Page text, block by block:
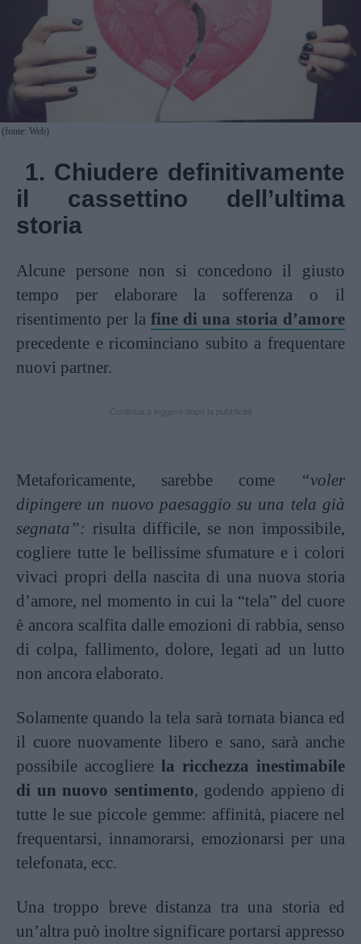
(fonte: Web)
1. Chiudere definitivamente
il cassettino dell’ultima
storia
Alcune persone non si concedono il giusto
tempo per elaborare la sofferenza o il
risentimento per la fine di una storia d’amore
precedente e ricominciano subito a frequentare
nuovi partner.
Metaforicamente, sarebbe come
“voler
dipingere un nuovo paesaggio su una tela già
segnata”: risulta difficile, se non impossibile,
cogliere tutte le bellissime sfumature e i colori
vivaci propri della nascita di una nuova storia
d’amore, nel momento in cui la “tela” del cuore
è ancora scalfita dalle emozioni di rabbia, senso
di colpa, fallimento, dolore, legati ad un lutto
non ancora elaborato.
Solamente quando la tela sarà tornata bianca ed
il cuore nuovamente libero e sano, sarà anche
possibile accogliere la ricchezza inestimabile
di un nuovo sentimento, godendo appieno di
tutte le sue piccole gemme: affinità, piacere nel
frequentarsi, innamorarsi, emozionarsi per una
telefonata, ecc.
Una troppo breve distanza tra una storia ed
un’altra può inoltre significare portarsi appresso